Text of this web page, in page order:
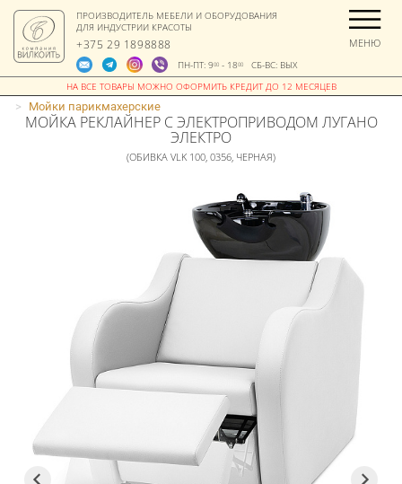
ПРОИЗВОДИТЕЛЬ МЕБЕЛИ И ОБОРУДОВАНИЯ
ДЛЯ ИНДУСТРИИ КРАСОТЫ
+375 29 1898888
ПН-ПТ: 900- 1800СБ-ВС: ВЫХ
МЕНЮ
> Мойки парикмахерские
МОЙКА РЕКЛАЙНЕР С ЭЛЕКТРОПРИВОДОМ ЛУГАНО
ЭЛЕКТРО
(ОБИВКА VLK 100, 0356, ЧЕРНАЯ)